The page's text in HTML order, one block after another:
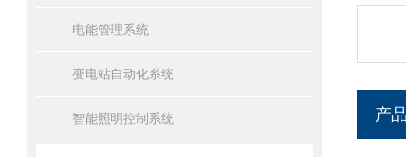
电能管理系统
变电站自动化系统
智能照明控制系统 产